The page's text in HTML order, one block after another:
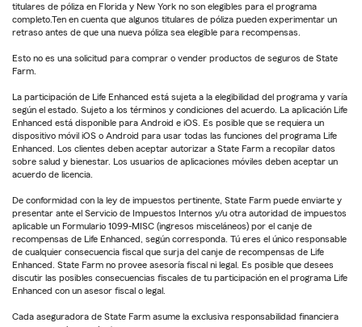
titulares de póliza en Florida y New York no son elegibles para el programa
completo.Ten en cuenta que algunos titulares de póliza pueden experimentar un
retraso antes de que una nueva póliza sea elegible para recompensas.
Esto no es una solicitud para comprar o vender productos de seguros de State
Farm.
La participación de Life Enhanced está sujeta a la elegibilidad del programa y varía
según el estado. Sujeto a los términos y condiciones del acuerdo. La aplicación Life
Enhanced está disponible para Android e iOS. Es posible que se requiera un
dispositivo móvil iOS o Android para usar todas las funciones del programa Life
Enhanced. Los clientes deben aceptar autorizar a State Farm a recopilar datos
sobre salud y bienestar. Los usuarios de aplicaciones móviles deben aceptar un
acuerdo de licencia.
De conformidad con la ley de impuestos pertinente, State Farm puede enviarte y
presentar ante el Servicio de Impuestos Internos y/u otra autoridad de impuestos
aplicable un Formulario 1099-MISC (ingresos misceláneos) por el canje de
recompensas de Life Enhanced, según corresponda. Tú eres el único responsable
de cualquier consecuencia fiscal que surja del canje de recompensas de Life
Enhanced. State Farm no provee asesoría fiscal ni legal. Es posible que desees
discutir las posibles consecuencias fiscales de tu participación en el programa Life
Enhanced con un asesor fiscal o legal.
Cada aseguradora de State Farm asume la exclusiva responsabilidad financiera